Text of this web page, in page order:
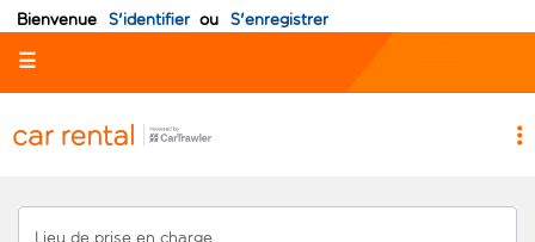
Bienvenue S'identifier ou S'enregistrer
☰
Lieu de prise en charge